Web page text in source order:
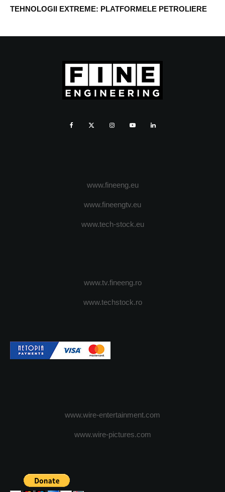
TEHNOLOGII EXTREME: PLATFORMELE PETROLIERE
www.fineeng.eu
www.fineengtv.eu
www.tech-stock.eu
www.tv.fineeng.ro
www.techstock.ro
www.wire-entertainment.com
www.wire-pictures.com